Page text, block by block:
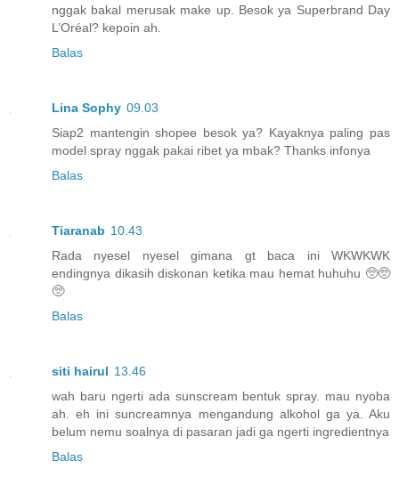
nggak bakal merusak make up. Besok ya Superbrand Day
L’Oréal? kepoin ah.
Balas
Lina Sophy 09.03
Siap2 mantengin shopee besok ya? Kayaknya paling pas
model spray nggak pakai ribet ya mbak? Thanks infonya
Balas
Tiaranab 10.43
Rada nyesel nyesel gimana gt baca ini WKWKWK
endingnya dikasih diskonan ketika mau hemat huhuhu 🥺🥺
🥺
Balas
siti hairul 13.46
wah baru ngerti ada sunscream bentuk spray. mau nyoba
ah. eh ini suncreamnya mengandung alkohol ga ya. Aku
belum nemu soalnya di pasaran jadi ga ngerti ingredientnya
Balas